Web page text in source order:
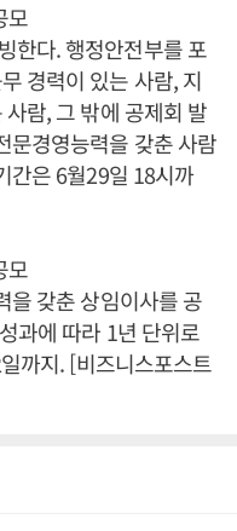
모
한다. 행정안전부를 포
경력이 있는 사람, 지
람, 그 밖에 공제회 발
문경영능력을 갖춘 사람
간은 6월29일 18시까
모
을 갖춘 상임이사를 공
과에 따라 1년 단위로
까지. [비즈니스포스트